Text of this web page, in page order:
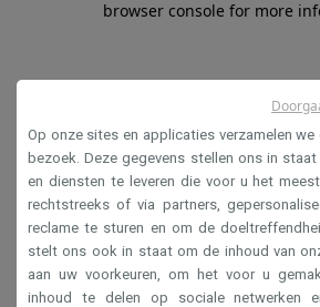
browser console for more
Op onze sites en applicaties verzamelen
bezoek. Deze gegevens stellen ons in
en diensten te leveren die voor u het
rechtstreeks of via partners,
reclame te sturen en om de
stelt ons ook in staat om de inhoud van
aan uw voorkeuren, om het voor u
inhoud te delen op sociale netwerken